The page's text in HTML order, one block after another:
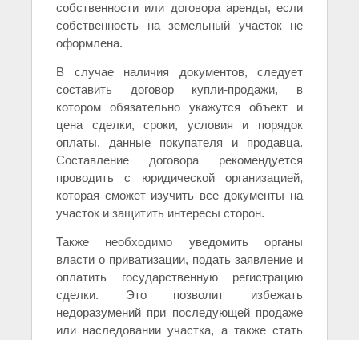
собственности или договора аренды, если
собственность на земельный участок не
оформлена.
В случае наличия документов, следует
составить договор купли-продажи, в
котором обязательно укажутся объект и
цена сделки, сроки, условия и порядок
оплаты, данные покупателя и продавца.
Составление договора рекомендуется
проводить с юридической организацией,
которая сможет изучить все документы на
участок и защитить интересы сторон.
Также необходимо уведомить органы
власти о приватизации, подать заявление и
оплатить государственную регистрацию
сделки. Это позволит избежать
недоразумений при последующей продаже
или наследовании участка, а также стать